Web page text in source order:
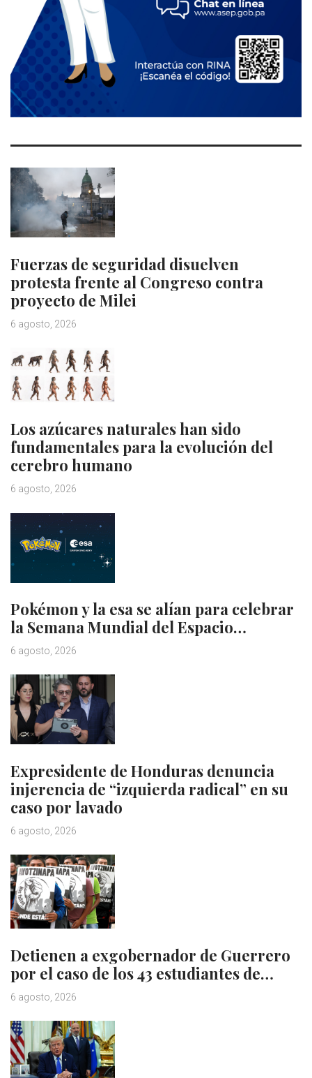
Fuerzas de seguridad disuelven
protesta frente al Congreso contra
proyecto de Milei
6 agosto, 2026
Los azúcares naturales han sido
fundamentales para la evolución del
cerebro humano
6 agosto, 2026
Pokémon y la esa se alían para celebrar
la Semana Mundial del Espacio…
6 agosto, 2026
Expresidente de Honduras denuncia
injerencia de “izquierda radical” en su
caso por lavado
6 agosto, 2026
Detienen a exgobernador de Guerrero
por el caso de los 43 estudiantes de…
6 agosto, 2026